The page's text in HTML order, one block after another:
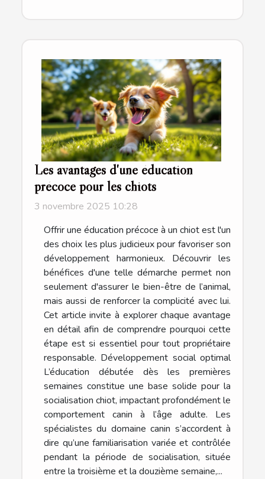
Les avantages d'une éducation
précoce pour les chiots
3 novembre 2025 10:28
Offrir une éducation précoce à un chiot est l'un
des choix les plus judicieux pour favoriser son
développement harmonieux. Découvrir les
bénéfices d'une telle démarche permet non
seulement d'assurer le bien-être de l’animal,
mais aussi de renforcer la complicité avec lui.
Cet article invite à explorer chaque avantage
en détail afin de comprendre pourquoi cette
étape est si essentiel pour tout propriétaire
responsable. Développement social optimal
L’éducation débutée dès les premières
semaines constitue une base solide pour la
socialisation chiot, impactant profondément le
comportement canin à l’âge adulte. Les
spécialistes du domaine canin s’accordent à
dire qu’une familiarisation variée et contrôlée
pendant la période de socialisation, située
entre la troisième et la douzième semaine,...